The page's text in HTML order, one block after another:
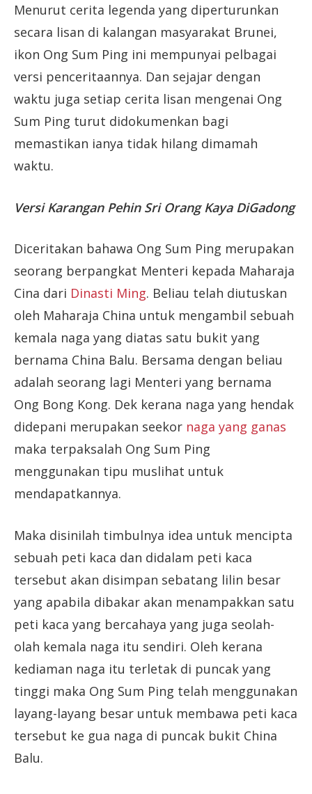
Menurut cerita legenda yang diperturunkan
secara lisan di kalangan masyarakat Brunei,
ikon Ong Sum Ping ini mempunyai pelbagai
versi penceritaannya. Dan sejajar dengan
waktu juga setiap cerita lisan mengenai Ong
Sum Ping turut didokumenkan bagi
memastikan ianya tidak hilang dimamah
waktu.
Versi Karangan Pehin Sri Orang Kaya DiGadong
Diceritakan bahawa Ong Sum Ping merupakan
seorang berpangkat Menteri kepada Maharaja
Cina dari Dinasti Ming. Beliau telah diutuskan
oleh Maharaja China untuk mengambil sebuah
kemala naga yang diatas satu bukit yang
bernama China Balu. Bersama dengan beliau
adalah seorang lagi Menteri yang bernama
Ong Bong Kong. Dek kerana naga yang hendak
didepani merupakan seekor naga yang ganas
maka terpaksalah Ong Sum Ping
menggunakan tipu muslihat untuk
mendapatkannya.
Maka disinilah timbulnya idea untuk mencipta
sebuah peti kaca dan didalam peti kaca
tersebut akan disimpan sebatang lilin besar
yang apabila dibakar akan menampakkan satu
peti kaca yang bercahaya yang juga seolah-
olah kemala naga itu sendiri. Oleh kerana
kediaman naga itu terletak di puncak yang
tinggi maka Ong Sum Ping telah menggunakan
layang-layang besar untuk membawa peti kaca
tersebut ke gua naga di puncak bukit China
Balu.